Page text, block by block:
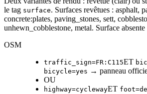
le tag surface. Surfaces revêtues : asphalt,
concrete:plates, paving_stones, sett,
unhewn_cobblestone, metal. Surface
OSM
traffic_sign=FR:C115ET
bicycle=yes → panneau
OU
highway=cyclewayET